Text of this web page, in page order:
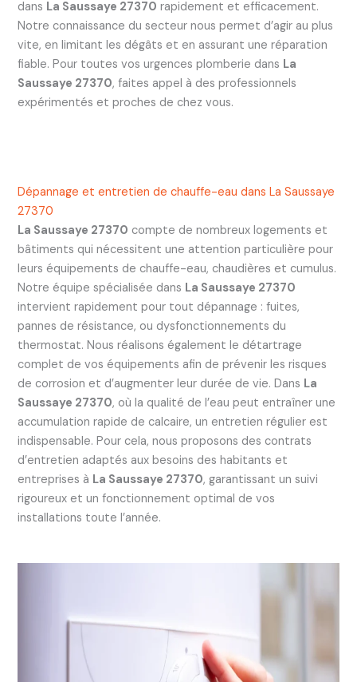
dans La Saussaye 27370 rapidement et efficacement.
Notre connaissance du secteur nous permet d’agir au plus
vite, en limitant les dégâts et en assurant une réparation
fiable. Pour toutes vos urgences plomberie dans La
Saussaye 27370, faites appel à des professionnels
expérimentés et proches de chez vous.
Dépannage et entretien de chauffe-eau dans La Saussaye
27370
La Saussaye 27370 compte de nombreux logements et
bâtiments qui nécessitent une attention particulière pour
leurs équipements de chauffe-eau, chaudières et cumulus.
Notre équipe spécialisée dans La Saussaye 27370
intervient rapidement pour tout dépannage : fuites,
pannes de résistance, ou dysfonctionnements du
thermostat. Nous réalisons également le détartrage
complet de vos équipements afin de prévenir les risques
de corrosion et d’augmenter leur durée de vie. Dans La
Saussaye 27370, où la qualité de l’eau peut entraîner une
accumulation rapide de calcaire, un entretien régulier est
indispensable. Pour cela, nous proposons des contrats
d’entretien adaptés aux besoins des habitants et
entreprises à La Saussaye 27370, garantissant un suivi
rigoureux et un fonctionnement optimal de vos
installations toute l’année.